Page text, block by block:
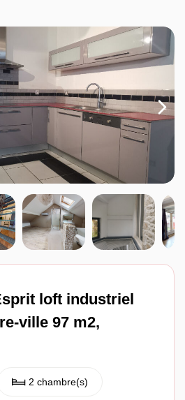
loft industriel
ville 97 m2,
2 chambre(s)